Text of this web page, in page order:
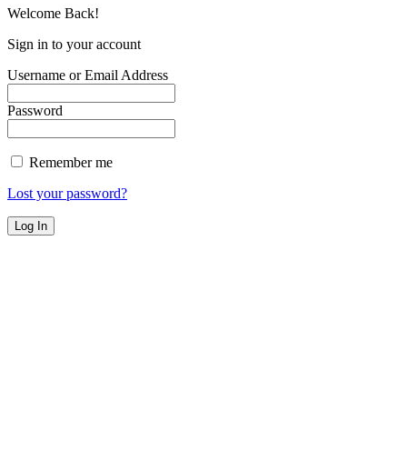
Welcome Back!
Sign in to your account
Username or Email Address
Password
Remember me
Lost your password?